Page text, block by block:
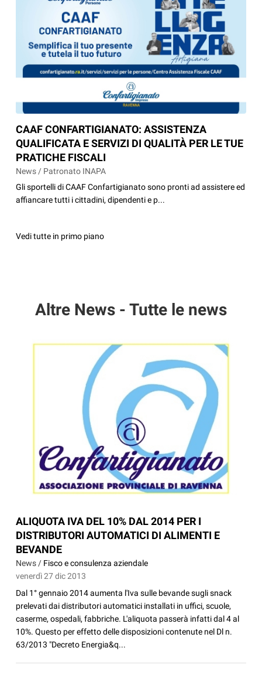
CAAF CONFARTIGIANATO: ASSISTENZA
QUALIFICATA E SERVIZI DI QUALITÀ PER LE TUE
PRATICHE FISCALI
News / Patronato INAPA
Gli sportelli di CAAF Confartigianato sono pronti ad assistere ed
affiancare tutti i cittadini, dipendenti e p...
Vedi tutte in primo piano
Altre News - Tutte le news
ALIQUOTA IVA DEL 10% DAL 2014 PER I
DISTRIBUTORI AUTOMATICI DI ALIMENTI E
BEVANDE
News / Fisco e consulenza aziendale
venerdì 27 dic 2013
Dal 1° gennaio 2014 aumenta l'Iva sulle bevande sugli snack
prelevati dai distributori automatici installati in uffici, scuole,
caserme, ospedali, fabbriche. L'aliquota passerà infatti dal 4 al
10%. Questo per effetto delle disposizioni contenute nel Dl n.
63/2013 "Decreto Energia&q...